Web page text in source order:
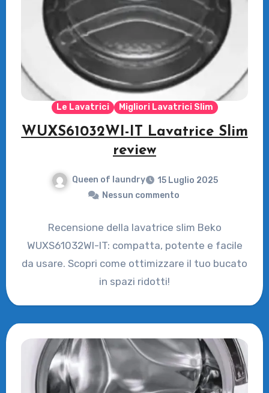
Le Lavatrici Migliori Lavatrici Slim
WUXS61032WI-IT Lavatrice Slim
review
Queen of laundry
15 Luglio 2025
Nessun commento
Recensione della lavatrice slim Beko
WUXS61032WI-IT: compatta, potente e facile
da usare. Scopri come ottimizzare il tuo bucato
in spazi ridotti!